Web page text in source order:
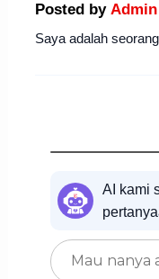
Posted by Admin
Saya adalah
AI kami